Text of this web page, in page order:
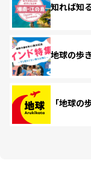
知れば知
地球の歩
「地球の